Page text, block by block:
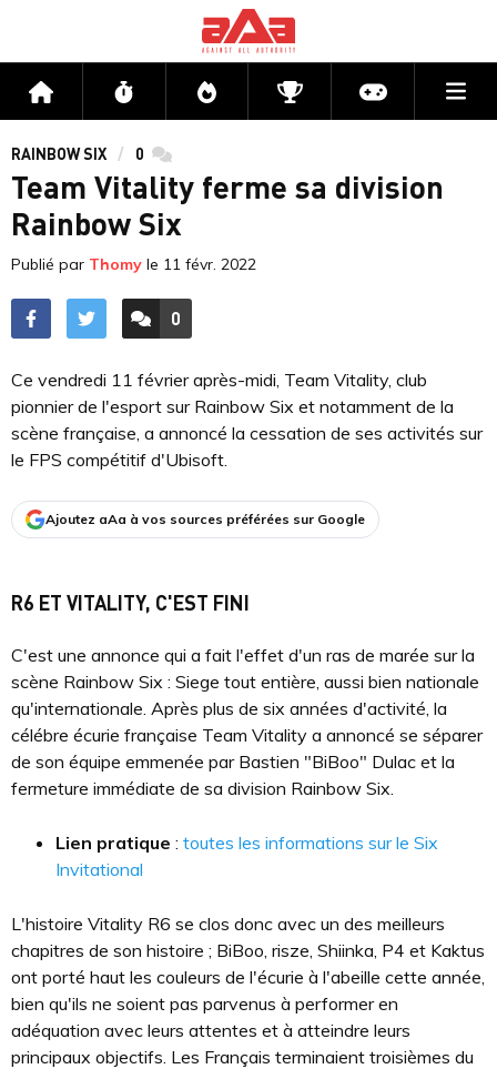
Accueil Flux Directs CompétitionsActu jeux
RAINBOW SIX 0 commentaires
Team Vitality ferme sa division
Rainbow Six
Publié par Thomy le 11 févr. 2022
ACCÉDER AUX
0
COMMENTAIRES
Ce vendredi 11 février après-midi, Team Vitality, club
pionnier de l'esport sur Rainbow Six et notamment de la
scène française, a annoncé la cessation de ses activités sur
le FPS compétitif d'Ubisoft.
Ajoutez aAa à vos sources préférées sur Google
R6 ET VITALITY, C'EST FINI
C'est une annonce qui a fait l'effet d'un ras de marée sur la
scène Rainbow Six : Siege tout entière, aussi bien nationale
qu'internationale. Après plus de six années d'activité, la
célébre écurie française Team Vitality a annoncé se séparer
de son équipe emmenée par Bastien "BiBoo" Dulac et la
fermeture immédiate de sa division Rainbow Six.
Lien pratique : toutes les informations sur le Six
Invitational
L'histoire Vitality R6 se clos donc avec un des meilleurs
chapitres de son histoire ; BiBoo, risze, Shiinka, P4 et Kaktus
ont porté haut les couleurs de l'écurie à l'abeille cette année,
bien qu'ils ne soient pas parvenus à performer en
adéquation avec leurs attentes et à atteindre leurs
principaux objectifs. Les Français terminaient troisièmes du